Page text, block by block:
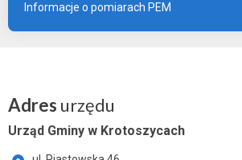
Informacje o pomiarach PEM
Adres urzędu
Urząd Gminy w Krotoszycach